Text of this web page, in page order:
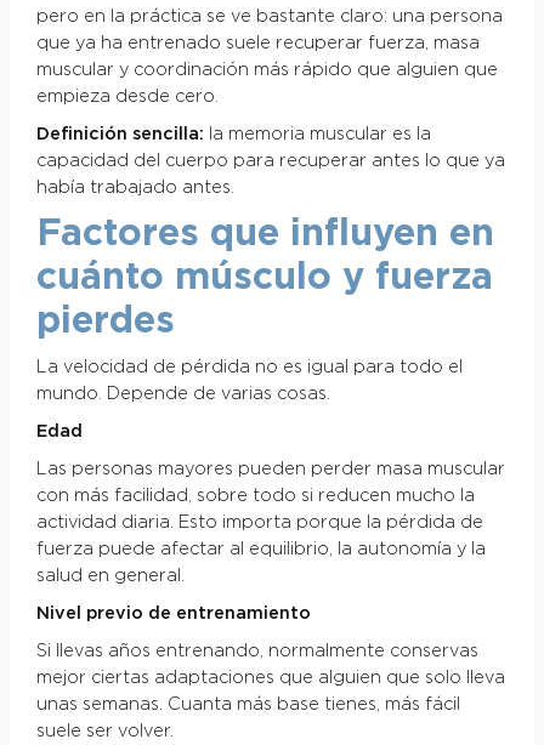
pero en la práctica se ve bastante claro: una persona
que ya ha entrenado suele recuperar fuerza, masa
muscular y coordinación más rápido que alguien que
empieza desde cero.
Definición sencilla: la memoria muscular es la
capacidad del cuerpo para recuperar antes lo que ya
había trabajado antes.
Factores que influyen en
cuánto músculo y fuerza
pierdes
La velocidad de pérdida no es igual para todo el
mundo. Depende de varias cosas.
Edad
Las personas mayores pueden perder masa muscular
con más facilidad, sobre todo si reducen mucho la
actividad diaria. Esto importa porque la pérdida de
fuerza puede afectar al equilibrio, la autonomía y la
salud en general.
Nivel previo de entrenamiento
Si llevas años entrenando, normalmente conservas
mejor ciertas adaptaciones que alguien que solo lleva
unas semanas. Cuanta más base tienes, más fácil
suele ser volver.